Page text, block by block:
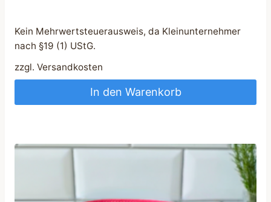
Kein Mehrwertsteuerausweis, da Kleinunternehmer
nach §19 (1) UStG.
zzgl. Versandkosten
In den Warenkorb